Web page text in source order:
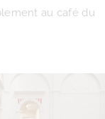
au café du